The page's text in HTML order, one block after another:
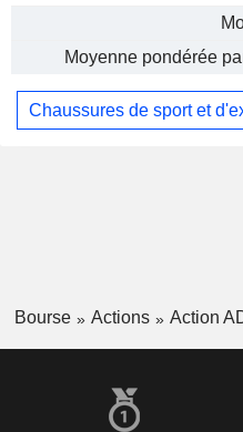
Moyenne pondérée
Chaussures de sport et
Bourse Actions Action